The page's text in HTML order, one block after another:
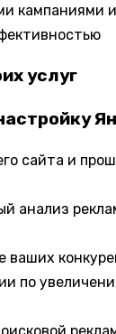
кампаниями
услуг
сайта и
анализ
ваших
по